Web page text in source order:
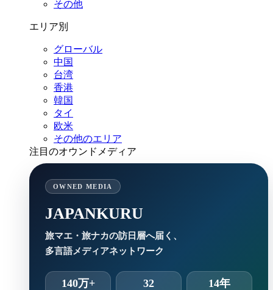
その他
エリア別
グローバル
中国
台湾
香港
韓国
タイ
欧米
その他のエリア
注目のオウンドメディア
OWNED MEDIA
JAPANKURU
旅マエ・旅ナカの訪日層へ届く、
多言語メディアネットワーク
140万+ 32 14年